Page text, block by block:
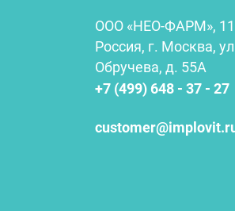
ООО «НЕО-ФАРМ»,
Россия, г. Москва,
Обручева, д. 55А
+7 (499) 648 - 37 - 27